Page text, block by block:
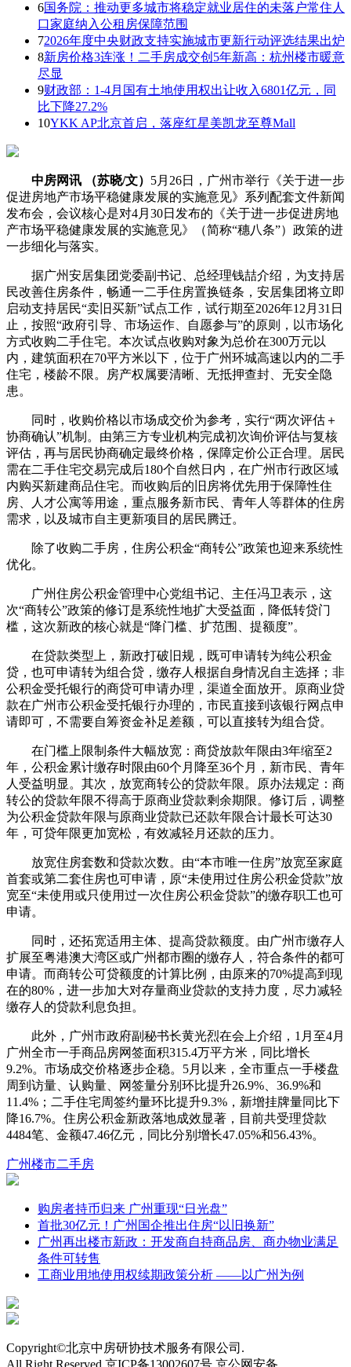
6国务院：推动更多城市将稳定就业居住的未落户常住人
口家庭纳入公租房保障范围
72026年度中央财政支持实施城市更新行动评选结果出炉
8新房价格3连涨！二手房成交创5年新高：杭州楼市暖意
尽显
9财政部：1-4月国有土地使用权出让收入6801亿元，同
比下降27.2%
10YKK AP北京首启，落座红星美凯龙至尊Mall
中房网讯 （苏晓/文） 5月26日，广州市举行《关于进一步
促进房地产市场平稳健康发展的实施意见》系列配套文件新闻
发布会，会议核心是对4月30日发布的《关于进一步促进房地
产市场平稳健康发展的实施意见》（简称“穗八条”）政策的进
一步细化与落实。
据广州安居集团党委副书记、总经理钱喆介绍，为支持居
民改善住房条件，畅通一二手住房置换链条，安居集团将立即
启动支持居民“卖旧买新”试点工作，试行期至2026年12月31日
止，按照“政府引导、市场运作、自愿参与”的原则，以市场化
方式收购二手住宅。本次试点收购对象为总价在300万元以
内，建筑面积在70平方米以下，位于广州环城高速以内的二手
住宅，楼龄不限。房产权属要清晰、无抵押查封、无安全隐
患。
同时，收购价格以市场成交价为参考，实行“两次评估＋
协商确认”机制。由第三方专业机构完成初次询价评估与复核
评估，再与居民协商确定最终价格，保障定价公正合理。居民
需在二手住宅交易完成后180个自然日内，在广州市行政区域
内购买新建商品住宅。而收购后的旧房将优先用于保障性住
房、人才公寓等用途，重点服务新市民、青年人等群体的住房
需求，以及城市自主更新项目的居民腾迁。
除了收购二手房，住房公积金“商转公”政策也迎来系统性
优化。
广州住房公积金管理中心党组书记、主任冯卫表示，这
次“商转公”政策的修订是系统性地扩大受益面，降低转贷门
槛，这次新政的核心就是“降门槛、扩范围、提额度”。
在贷款类型上，新政打破旧规，既可申请转为纯公积金
贷，也可申请转为组合贷，缴存人根据自身情况自主选择；非
公积金受托银行的商贷可申请办理，渠道全面放开。原商业贷
款在广州市公积金受托银行办理的，市民直接到该银行网点申
请即可，不需要自筹资金补足差额，可以直接转为组合贷。
在门槛上限制条件大幅放宽：商贷放款年限由3年缩至2
年，公积金累计缴存时限由60个月降至36个月，新市民、青年
人受益明显。其次，放宽商转公的贷款年限。原办法规定：商
转公的贷款年限不得高于原商业贷款剩余期限。修订后，调整
为公积金贷款年限与原商业贷款已还款年限合计最长可达30
年，可贷年限更加宽松，有效减轻月还款的压力。
放宽住房套数和贷款次数。由“本市唯一住房”放宽至家庭
首套或第二套住房也可申请，原“未使用过住房公积金贷款”放
宽至“未使用或只使用过一次住房公积金贷款”的缴存职工也可
申请。
同时，还拓宽适用主体、提高贷款额度。由广州市缴存人
扩展至粤港澳大湾区或广州都市圈的缴存人，符合条件的都可
申请。而商转公可贷额度的计算比例，由原来的70%提高到现
在的80%，进一步加大对存量商业贷款的支持力度，尽力减轻
缴存人的贷款利息负担。
此外，广州市政府副秘书长黄光烈在会上介绍，1月至4月
广州全市一手商品房网签面积315.4万平方米，同比增长
9.2%。市场成交价格逐步企稳。5月以来，全市重点一手楼盘
周到访量、认购量、网签量分别环比提升26.9%、36.9%和
11.4%；二手住宅周签约量环比提升9.3%，新增挂牌量同比下
降16.7%。住房公积金新政落地成效显著，目前共受理贷款
4484笔、金额47.46亿元，同比分别增长47.05%和56.43%。
广州楼市二手房
购房者持币归来 广州重现“日光盘”
首批30亿元！广州国企推出住房“以旧换新”
广州再出楼市新政：开发商自持商品房、商办物业满足
条件可转售
工商业用地使用权续期政策分析 ——以广州为例
Copyright©北京中房研协技术服务有限公司.
All Right Reserved 京ICP备13002607号 京公网安备